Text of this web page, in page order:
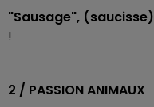
"Sausage", (saucisse)
!
2 / PASSION ANIMAUX